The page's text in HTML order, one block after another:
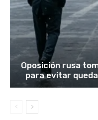
Oposición rusa
para evitar